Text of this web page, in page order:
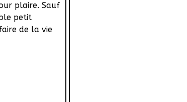
plaire. Sauf
petit
de la vie